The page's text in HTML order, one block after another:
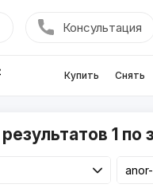
Консультация
Купить Снять
1